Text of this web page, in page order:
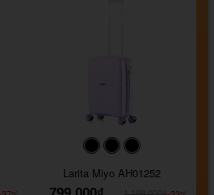
#000000#000000
Larita Miyo AH01252